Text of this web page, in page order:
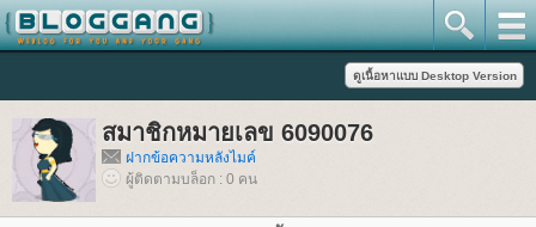
สมาชิกหมายเลข 6090076
ฝากข้อความหลังไมค์
ผู้ติดตามบล็อก : 0 คน